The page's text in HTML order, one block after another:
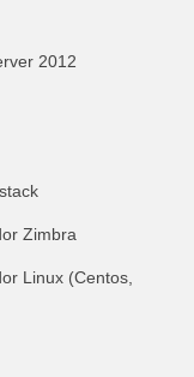
2012
Zimbra
Linux (Centos,